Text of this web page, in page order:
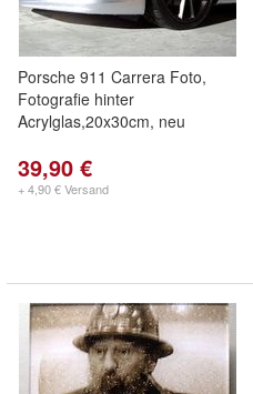
Porsche 911 Carrera Foto,
Fotografie hinter
Acrylglas,20x30cm, neu
39,90 €
+ 4,90 € Versand